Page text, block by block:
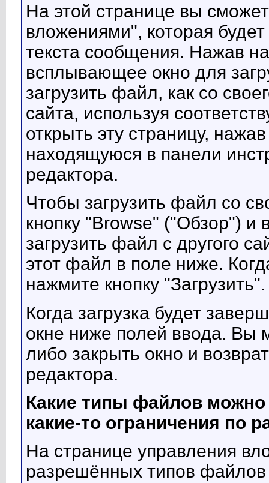
На этой странице вы
вложениями", которая
текста сообщения. Нажав на
всплывающее окно для
загрузить файл, как со
сайта, используя
открыть эту страницу,
находящуюся в панели
редактора.
Чтобы загрузить файл со
кнопку "Browse" ("Обзор")
загрузить файл с другого
этот файл в поле ниже.
нажмите кнопку "Загрузить".
Когда загрузка будет
окне ниже полей ввода. Вы
либо закрыть окно и
редактора.
Какие типы файлов
какие-то ограничения по
На странице управления
разрешённых типов